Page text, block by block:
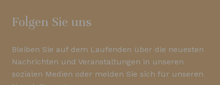
Folgen Sie uns
Bleiben Sie auf dem Laufenden über die neuesten
Nachrichten und Veranstaltungen in unseren
sozialen Medien oder melden Sie sich für unseren